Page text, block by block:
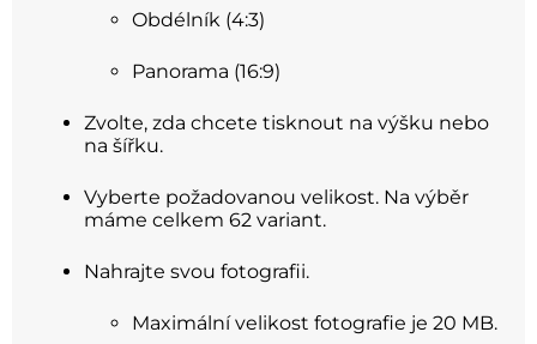
Obdélník (4:3)
Panorama (16:9)
Zvolte, zda chcete tisknout na výšku nebo
na šířku.
Vyberte požadovanou velikost. Na výběr
máme celkem 62 variant.
Nahrajte svou fotografii.
Maximální velikost fotografie je 20 MB.